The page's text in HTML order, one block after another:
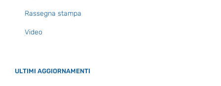
Rassegna stampa
Video
ULTIMI AGGIORNAMENTI